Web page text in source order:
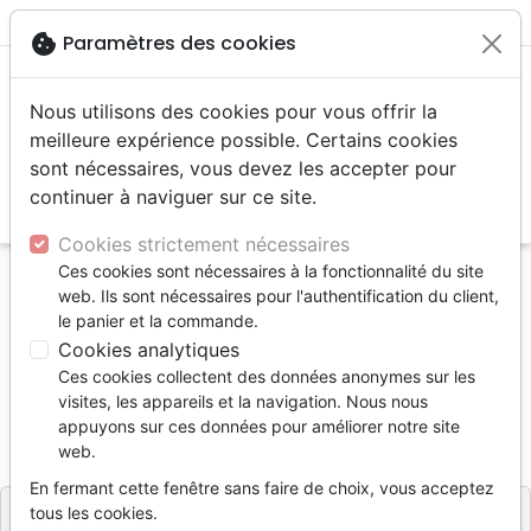
menu
Accueil Livres
Ethique, société, politique
Horizon d'une loi antiraciste
Horizon d'une loi antiraciste
THOMAS MATTHIEU
RéférenceLAB1873 EAN9782830918731
Editeur LABOR ET FIDES
cookie Paramètres des cookies
Nous utilisons des cookies pour vous offrir la
meilleure expérience possible. Certains cookies
sont nécessaires, vous devez les accepter pour
continuer à naviguer sur ce site.
Cookies strictement nécessaires
Ces cookies sont nécessaires à la fonctionnalité du site
web. Ils sont nécessaires pour l'authentification du client,
le panier et la commande.
Cookies analytiques
Ces cookies collectent des données anonymes sur les
visites, les appareils et la navigation. Nous nous
appuyons sur ces données pour améliorer notre site
web.
En fermant cette fenêtre sans faire de choix, vous acceptez
tous les cookies.